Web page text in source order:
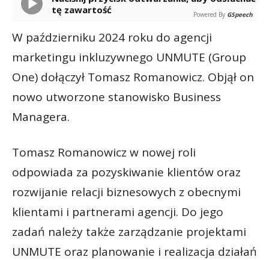
tę zawartość
Powered By GSpeech
W październiku 2024 roku do agencji
marketingu inkluzywnego UNMUTE (Group
One) dołączył Tomasz Romanowicz. Objął on
nowo utworzone stanowisko Business
Managera.
Tomasz Romanowicz w nowej roli
odpowiada za pozyskiwanie klientów oraz
rozwijanie relacji biznesowych z obecnymi
klientami i partnerami agencji. Do jego
zadań należy także zarządzanie projektami
UNMUTE oraz planowanie i realizacja działań